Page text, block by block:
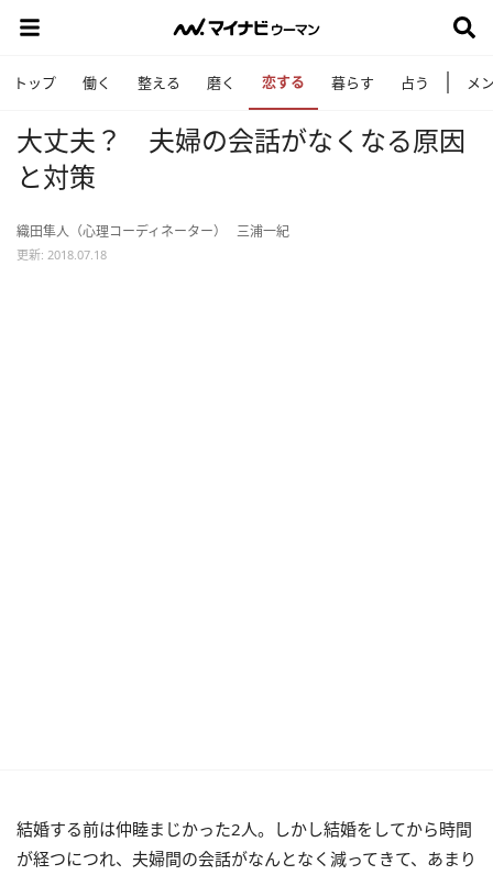
トップ 働く 整える 磨く 恋する 暮らす 占う メ
大丈夫？ 夫婦の会話がなくなる原因
と対策
織田隼人（心理コーディネーター） 三浦一紀
更新: 2018.07.18
結婚する前は仲睦まじかった2人。しかし結婚をしてから時間
が経つにつれ、夫婦間の会話がなんとなく減ってきて、あまり